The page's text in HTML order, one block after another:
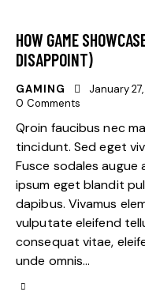
HOW GAME
DISAPPOINT)
GAMING January
0 Comments
Qroin faucibus nec
tincidunt. Sed eget
Fusce sodales augue
ipsum eget blandit
dapibus. Vivamus
vulputate eleifend
consequat vitae,
unde omnis…